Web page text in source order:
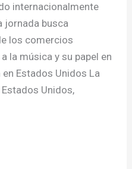
internacionalmente
jornada busca
los comercios
la música y su papel en
Estados Unidos La
Unidos,